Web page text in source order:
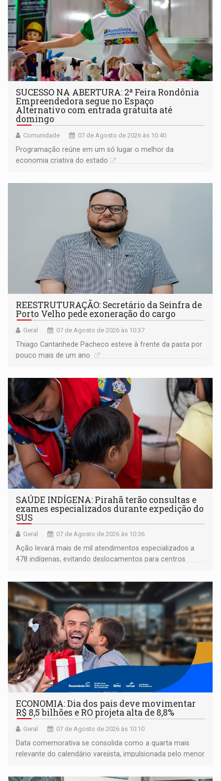
SUCESSO NA ABERTURA: 2ª Feira Rondônia
Empreendedora segue no Espaço
Alternativo com entrada gratuita até
domingo
Comunidade 07 de Agosto de 2026 às 10:40
Programação reúne em um só lugar o melhor da
economia criativa do estado
REESTRUTURAÇÃO: Secretário da Seinfra de
Porto Velho pede exoneração do cargo
Geral 07 de Agosto de 2026 às 10:37
Thiago Cantanhede Pacheco esteve à frente da pasta por
pouco mais de um ano
SAÚDE INDÍGENA: Pirahã terão consultas e
exames especializados durante expedição do
SUS
Geral 07 de Agosto de 2026 às 10:36
Ação levará mais de mil atendimentos especializados a
478 indígenas, evitando deslocamentos para centros
ECONOMIA: Dia dos pais deve movimentar
R$ 8,5 bilhões e RO projeta alta de 8,8%
Geral 07 de Agosto de 2026 às 10:10
Data comemorativa se consolida como a quarta mais
relevante do calendário varejista, impulsionada pelo menor
média do trabalhador